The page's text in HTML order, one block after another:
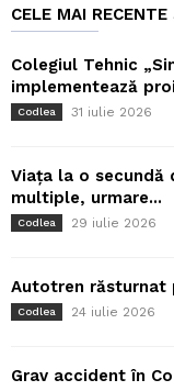
CELE MAI
Colegiul Tehnic
implementează
Codlea 31 iulie 2026
Viața la o secundă
multiple, urmare...
Codlea 29 iulie 2026
Autotren răsturnat
Codlea 24 iulie 2026
Grav accident în